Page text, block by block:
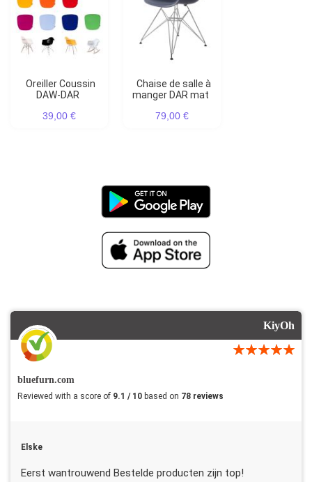
Oreiller Coussin
DAW-DAR
39,00 €
Chaise de salle à
manger DAR mat
79,00 €
KiyOh
bluefurn.com
Reviewed with a score of 9.1 / 10 based on 78 reviews
Elske
Eerst wantrouwend Bestelde producten zijn top!